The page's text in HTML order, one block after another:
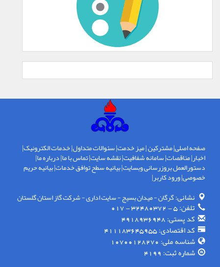
صفحه اصلی|مشترکین|میز خدمت|سئوالات متداول|خدمات الکترونیک|
اخبار|مناقصات|سامانه شفافیت|نقشه سایت|تماس با ما|درباره ما|
دستورالعمل بروزرسانی وبسایت|بیانیه سطح توافق خدمات|بیانیه حریم
خصوصی|ورود کاربر|
نشانی:گرگان - ميدان بسيج - سايت اداری - شركت گاز استان گلستان
تلفن: 5 - 32480372 - 017
کد پستی: 4918936948
کد اقتصادی: 411183645955
شناسه ملی: 10700128270
شماره ثبت: 4199